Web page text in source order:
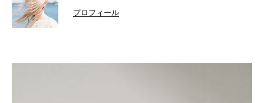
プロフィール